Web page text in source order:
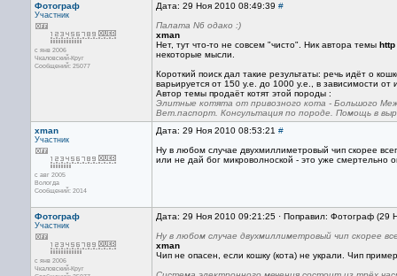
Фотограф
Участник
с янв 2006
Чкаловский-Круг
Сообщений: 25077
Дата: 29 Ноя 2010 08:49:39 #
Палата N6 одако :)
xman
Нет, тут что-то не совсем "чисто". Ник автора темы http
некоторые мысли.
Короткий поиск дал такие результаты: речь идёт о
варьируется от 150 у.е. до 1000 у.е., в зависимости от
Автор темы продаёт котят этой породы :
Элитные котята от привозного кота - Большого
Вет.паспорт. Консультация по породе. Помощь в
xman
Участник
с авг 2005
Вологда
Сообщений: 2014
Дата: 29 Ноя 2010 08:53:21 #
Ну в любом случае двухмиллиметровый чип скорее
или не дай бог микроволноской - это уже смертельно
Фотограф
Участник
с янв 2006
Чкаловский-Круг
Дата: 29 Ноя 2010 09:21:25 · Поправил: Фотограф (29
Ну в любом случае двухмиллиметровый чип скорее
xman
Чип не опасен, если кошку (кота) не украли. Чип